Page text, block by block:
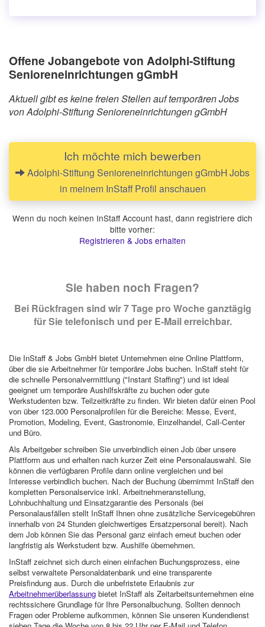
Offene Jobangebote von Adolphi-Stiftung
Senioreneinrichtungen gGmbH
Aktuell gibt es keine freien Stellen auf temporären Jobs
von Adolphi-Stiftung Senioreneinrichtungen gGmbH
Ich möchte mich bewerben
Adolphi-Stiftung Senioreneinrichtungen gGmbH Jobs
in meinem InStaff Profil anschauen
Wenn du noch keinen InStaff Account hast, dann registriere dich
bitte vorher:
Registrieren & Jobs erhalten
Sie haben noch Fragen?
Bei Rückfragen sind wir 7 Tage pro Woche ganztägig
für Sie telefonisch und per E-Mail erreichbar.
Die InStaff & Jobs GmbH bietet Unternehmen eine Online Plattform,
über die sie Arbeitnehmer für temporäre Jobs buchen. InStaff steht für
die schnelle Personalvermittlung ("Instant Staffing") und ist ideal
geeignet um temporäre Aushilfskräfte zu buchen oder gute
Werkstudenten bzw. Teilzeitkräfte zu finden. Wir bieten dafür einen Pool
von über 123.000 Personalprofilen für die Bereiche: Messe, Event,
Promotion, Modeling, Event, Gastronomie, Einzelhandel, Call-Center
und Büro.
Als Arbeitgeber schreiben Sie unverbindlich einen Job über unsere
Plattform aus und erhalten nach kurzer Zeit eine Personalauswahl. Sie
können die verfügbaren Profile dann online vergleichen und bei
Interesse verbindlich buchen. Nach der Buchung übernimmt InStaff den
kompletten Personalservice inkl. Arbeitnehmeranstellung,
Lohnbuchhaltung und Einsatzgarantie des Personals (bei
Personalausfällen stellt InStaff Ihnen ohne zusätzliche Servicegebühren
innerhalb von 24 Stunden gleichwertiges Ersatzpersonal bereit). Nach
dem Job können Sie das Personal ganz einfach erneut buchen oder
langfristig als Werkstudent bzw. Aushilfe übernehmen.
InStaff zeichnet sich durch einen einfachen Buchungsprozess, eine
selbst verwaltete Personaldatenbank und eine transparente
Preisfindung aus. Durch die unbefristete Erlaubnis zur
Arbeitnehmerüberlassung bietet InStaff als Zeitarbeitsunternehmen eine
rechtssichere Grundlage für Ihre Personalbuchung. Sollten dennoch
Fragen oder Probleme aufkommen, können Sie unseren Kundendienst